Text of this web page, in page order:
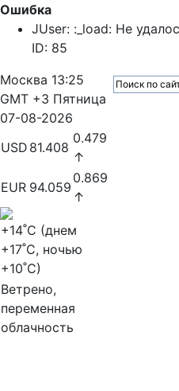
Ошибка
JUser: :_load: Не
ID: 85
Москва 13:25
GMT +3 Пятница
07-08-2026
USD 81.408
0.479
↑
EUR 94.059
0.869
↑
+14˚C (днем
+17˚C, ночью
+10˚C)
Ветрено,
переменная
облачность